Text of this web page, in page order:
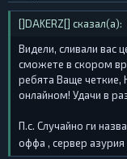
[]DAKERZ[] сказал(а):
Видели, сливали вас
сможете в скором
ребята Ваще
онлайном! Удачи в
П.с. Случайно ги
оффа , сервер азурия